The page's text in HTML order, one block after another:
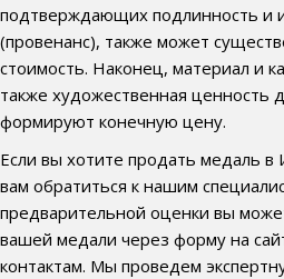
подтверждающих подлинность и
(провенанс), также может
стоимость. Наконец, материал и
также художественная ценность
формируют конечную цену.
Если вы хотите продать медаль в
вам обратиться к нашим
предварительной оценки вы
вашей медали через форму на
контактам. Мы проведем